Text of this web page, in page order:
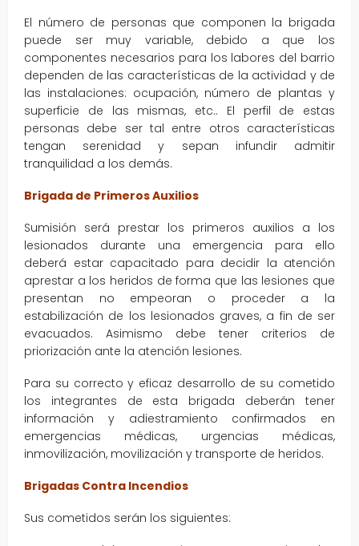
El número de personas que componen la brigada
puede ser muy variable, debido a que los
componentes necesarios para los labores del barrio
dependen de las características de la actividad y de
las instalaciones: ocupación, número de plantas y
superficie de las mismas, etc.. El perfil de estas
personas debe ser tal entre otros características
tengan serenidad y sepan infundir admitir
tranquilidad a los demás.
Brigada de Primeros Auxilios
Sumisión será prestar los primeros auxilios a los
lesionados durante una emergencia para ello
deberá estar capacitado para decidir la atención
aprestar a los heridos de forma que las lesiones que
presentan no empeoran o proceder a la
estabilización de los lesionados graves, a fin de ser
evacuados. Asimismo debe tener criterios de
priorización ante la atención lesiones.
Para su correcto y eficaz desarrollo de su cometido
los integrantes de esta brigada deberán tener
información y adiestramiento confirmados en
emergencias médicas, urgencias médicas,
inmovilización, movilización y transporte de heridos.
Brigadas Contra Incendios
Sus cometidos serán los siguientes: